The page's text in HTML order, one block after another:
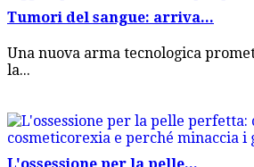
Tumori del sangue: arriva...
Una nuova arma tecnologica
la...
L'ossessione per la pelle...